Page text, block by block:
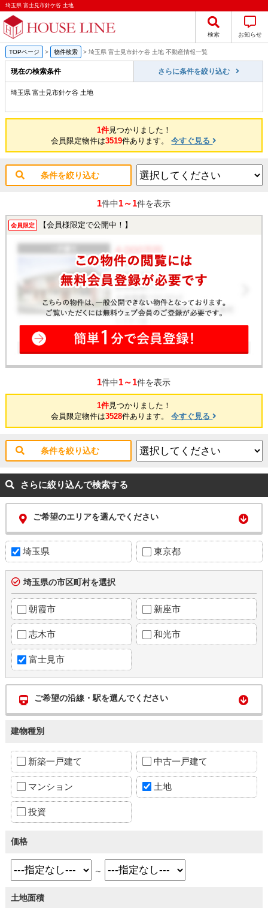
埼玉県 富士見市針ケ谷 土地
検索 お知らせ
TOPページ > 物件検索 > 埼玉県 富士見市針ケ谷 土地 不動産情報一覧
現在の検索条件 さらに条件を絞り込む
埼玉県 富士見市針ケ谷 土地
1件見つかりました！
会員限定物件は3519件あります。今すぐ見る
条件を絞り込む
1件中1～1件を表示
会員限定 【会員様限定で公開中！】
1件中1～1件を表示
1件見つかりました！
会員限定物件は3528件あります。今すぐ見る
条件を絞り込む
さらに絞り込んで検索する
ご希望のエリアを選んでください
埼玉県 東京都
埼玉県の市区町村を選択
朝霞市 新座市
志木市 和光市
富士見市
ご希望の沿線・駅を選んでください
建物種別
新築一戸建て 中古一戸建て
マンション 土地
投資
価格
～
土地面積